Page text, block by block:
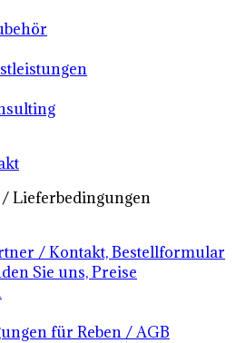
Lieferbedingungen
/ Kontakt, Bestellformular
Sie uns, Preise
für Reben / AGB